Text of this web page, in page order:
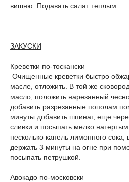
вишню. Подавать салат теплым.
ЗАКУСКИ
Креветки по-тоскански
Очищенные креветки быстро
масле, отложить. В той же
масло, положить нарезанный
добавить разрезанные пополам
минуты добавить шпинат, еще
сливки и посыпать мелко
несколько капель лимонного сока,
держать 3 минуты на огне при
посыпать петрушкой.
Авокадо по-московски